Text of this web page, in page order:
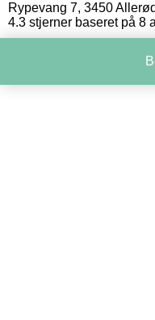
Rypevang 7, 3450Allerød
4.3 stjerner baseret på 8